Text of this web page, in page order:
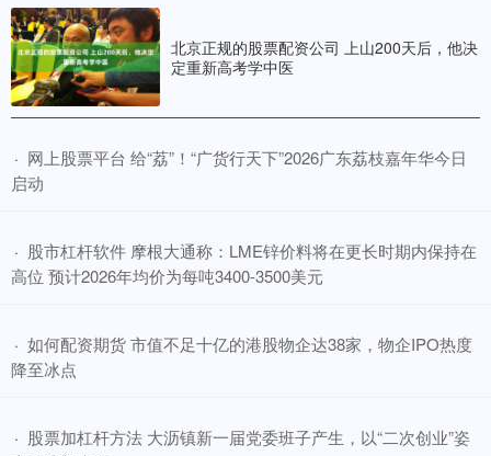
北京正规的股票配资公司 上山200天后，他决
定重新高考学中医
· ​网上股票平台 给“荔”！“广货行天下”2026广东荔枝嘉年华今日
启动
· ​股市杠杆软件 摩根大通称：LME锌价料将在更长时期内保持在
高位 预计2026年均价为每吨3400-3500美元
· ​如何配资期货 市值不足十亿的港股物企达38家，物企IPO热度
降至冰点
· ​股票加杠杆方法 大沥镇新一届党委班子产生，以“二次创业”姿